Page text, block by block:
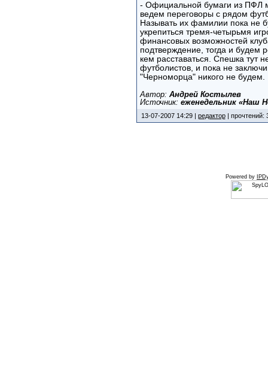
- Официальной бумаги из ПФЛ
ведем переговоры с рядом
Называть их фамилии пока не
укрепиться тремя-четырьмя
финансовых возможностей
подтверждение, тогда и будем
кем расставаться. Спешка тут
футболистов, и пока не
"Черноморца" никого не будем.
Автор: Андрей Костылев
Источник: еженедельник «Наш
13-07-2007 14:29 | редактор| прочтений:
Powered by